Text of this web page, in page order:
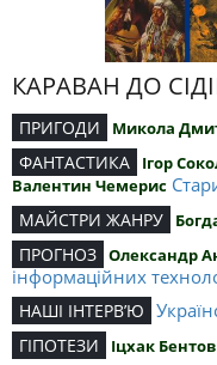
КАРАВАН ДО
ПРИГОДИ Микола
ФАНТАСТИКА Ігор
Валентин Чемерис
МАЙСТРИ ЖАНРУ
ПРОГНОЗ Олександр
інформаційних
НАШІ ІНТЕРВ’Ю
ГІПОТЕЗИ Іцхак Бентов